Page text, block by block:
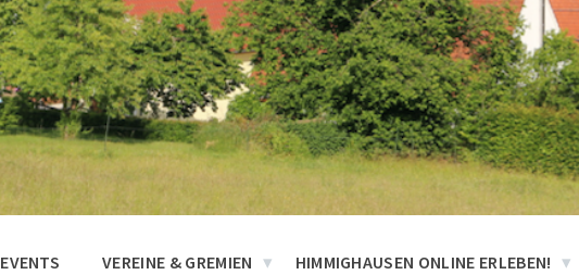
EVENTS VEREINE & GREMIEN HIMMIGHAUSEN ONLINE ERLEBEN!